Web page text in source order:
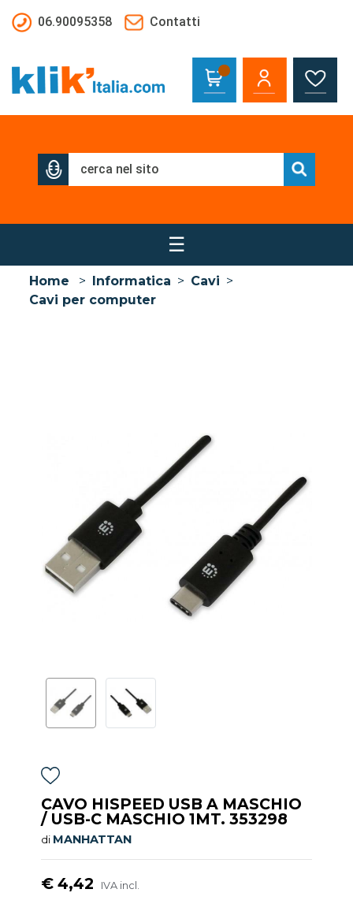
06.90095358
Contatti
☰
Home > Informatica > Cavi >
Cavi per computer
CAVO HISPEED USB A MASCHIO
/ USB-C MASCHIO 1MT. 353298
di MANHATTAN
€ 4,42 IVA incl.